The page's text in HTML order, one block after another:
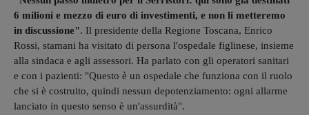
6 milioni e mezzo di euro di investimenti, e non li metteremo
in discussione". Il presidente della Regione Toscana, Enrico
Rossi, stamani ha visitato di persona l'ospedale figlinese, insieme
alla sindaca e agli assessori. Ha parlato con gli operatori sanitari
e con i pazienti: "Questo è un ospedale che funziona con il ruolo
che si è costruito, quindi nessun depotenziamento: ogni allarme
lanciato in questo senso è un'assurdità".